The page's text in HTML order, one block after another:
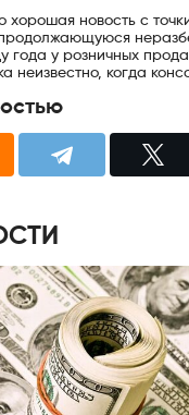
хорошая новость с
года у розничных
неизвестно, когда